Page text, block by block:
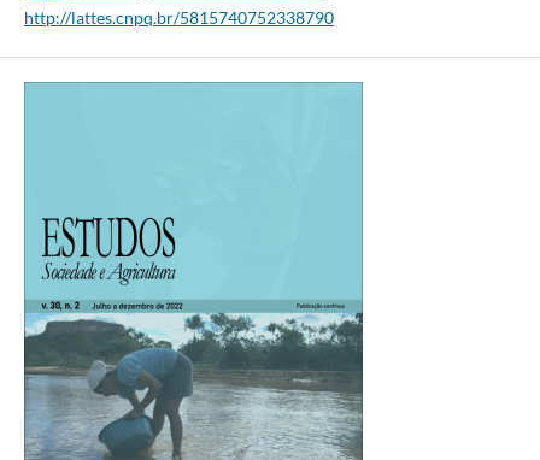
http://lattes.cnpq.br/5815740752338790